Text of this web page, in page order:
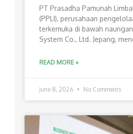
PT Prasadha Pamunah
(PPLI), perusahaan
terkemuka di bawah
System Co., Ltd. Jepang,
READ MORE »
June 8, 2026 No Comments